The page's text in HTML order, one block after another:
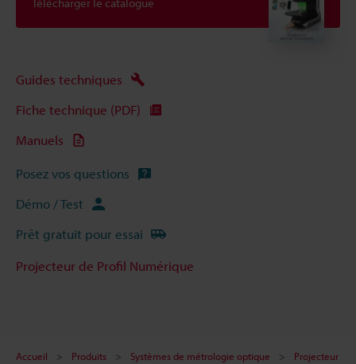
Guides techniques
Fiche technique (PDF)
Manuels
Posez vos questions
Démo / Test
Prêt gratuit pour essai
Projecteur de Profil Numérique
Accueil Produits Systèmes de métrologie optique
Projecteur